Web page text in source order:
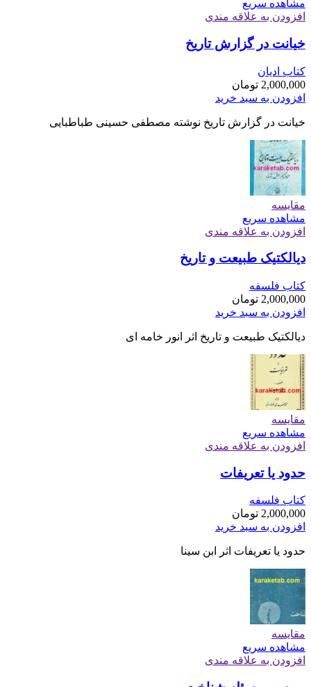
مشاهده سریع
افزودن به علاقه مندی
خیانت در گزارش تاریخ
کتاب ادیان
2,000,000 تومان
افزودن به سبد خرید
خیانت در گزارش تاریخ نوشته مصطفی حسینی طباطبایی
مقایسه
مشاهده سریع
افزودن به علاقه مندی
دیالکتیک طبیعت و تاریخ
کتاب فلسفه
2,000,000 تومان
افزودن به سبد خرید
دیالکتیک طبیعت و تاریخ اثر انور خامه ای
مقایسه
مشاهده سریع
افزودن به علاقه مندی
حدود یا تعریفات
کتاب فلسفه
2,000,000 تومان
افزودن به سبد خرید
حدود یا تعریفات اثر ابن سینا
مقایسه
مشاهده سریع
افزودن به علاقه مندی